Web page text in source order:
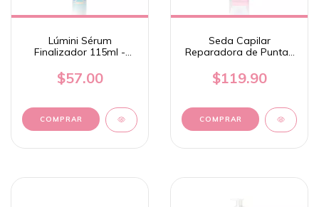
Lúmini Sérum
Finalizador 115ml -
$57.00
Seda Capilar
Reparadora de Puntas
$119.90